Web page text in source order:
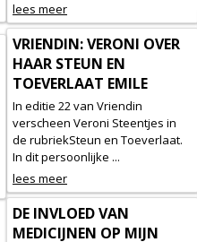
lees meer
VRIENDIN: VERONI OVER
HAAR STEUN EN
TOEVERLAAT EMILE
In editie 22 van Vriendin
verscheen Veroni Steentjes in
de rubriekSteun en Toeverlaat.
In dit persoonlijke ...
lees meer
DE INVLOED VAN
MEDICIJNEN OP MIJN